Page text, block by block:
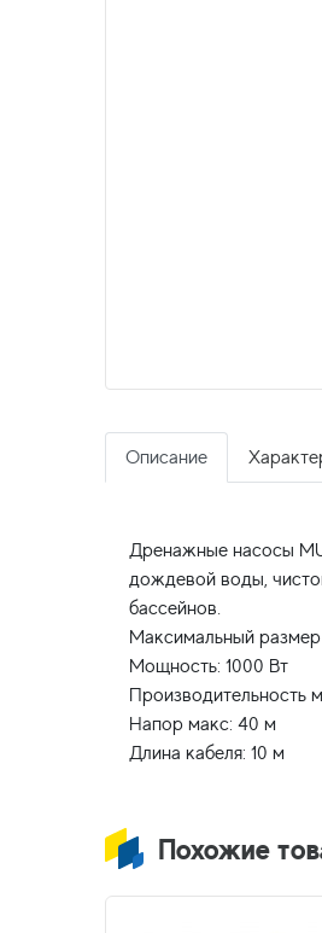
Описание
Дренажные насосы
дождевой воды,
бассейнов.
Максимальный
Мощность: 1000 Вт
Производительность
Напор макс: 40 м
Похожие